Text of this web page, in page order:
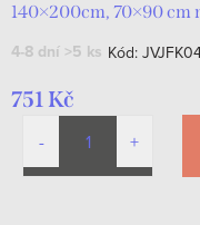
140×200cm, 70×90
4-8 dní >5 ks Kód:
751 Kč